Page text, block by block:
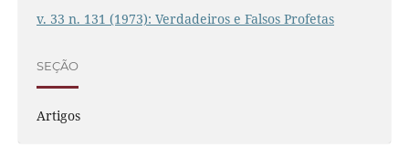
v. 33 n. 131 (1973): Verdadeiros e Falsos Profetas
SEÇÃO
Artigos